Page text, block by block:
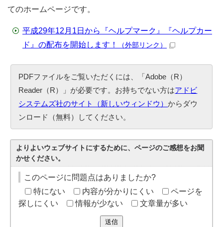
てのホームページです。
平成29年12月1日から『ヘルプマーク』『ヘルプカー
ド』の配布を開始します！
（外部リンク）
PDFファイルをご覧いただくには、「Adobe（R）
Reader（R）」が必要です。お持ちでない方はアドビ
システムズ社のサイト（新しいウィンドウ）からダウ
ンロード（無料）してください。
よりよいウェブサイトにするために、ページのご感想をお聞
かせください。
このページに問題点はありましたか?
特にない
内容が分かりにくい
ページを
探しにくい
情報が少ない 文章量が多い
送信